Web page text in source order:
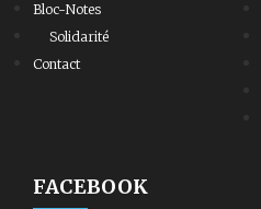
Bloc-Notes
Solidarité
Contact
FACEBOOK